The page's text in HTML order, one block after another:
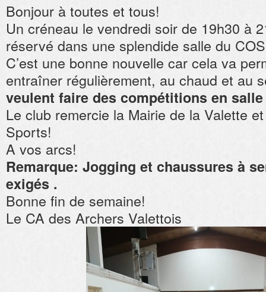
Bonjour à toutes et tous!
Un créneau le vendredi soir de 19h30 à
réservé dans une splendide salle du
C’est une bonne nouvelle car cela va
entraîner régulièrement, au chaud et au
veulent faire des compétitions en
Le club remercie la Mairie de la Valette
Sports!
A vos arcs!
Remarque: Jogging et chaussures à
exigés .
Bonne fin de semaine!
Le CA des Archers Valettois